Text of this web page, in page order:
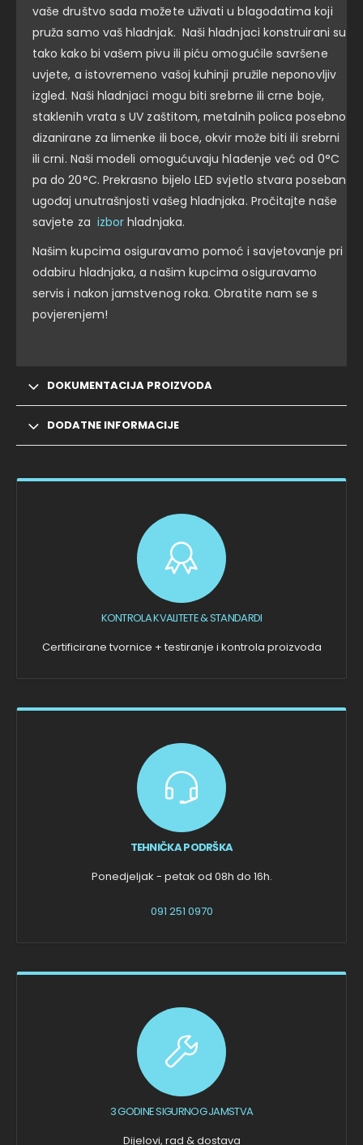
vaše društvo sada možete uživati u blagodatima koji
pruža samo vaš hladnjak. Naši hladnjaci konstruirani su
tako kako bi vašem pivu ili piću omogućile savršene
uvjete, a istovremeno vašoj kuhinji pružile neponovljiv
izgled. Naši hladnjaci mogu biti srebrne ili crne boje,
staklenih vrata s UV zaštitom, metalnih polica posebno
dizanirane za limenke ili boce, okvir može biti ili srebrni
ili crni. Naši modeli omogućuvaju hlađenje već od 0°C
pa do 20°C. Prekrasno bijelo LED svjetlo stvara poseban
ugođaj unutrašnjosti vašeg hladnjaka. Pročitajte naše
savjete za izbor hladnjaka.
Našim kupcima osiguravamo pomoć i savjetovanje pri
odabiru hladnjaka, a našim kupcima osiguravamo
servis i nakon jamstvenog roka. Obratite nam se s
povjerenjem!
DOKUMENTACIJA PROIZVODA
DODATNE INFORMACIJE
KONTROLA KVALITETE & STANDARDI
Certificirane tvornice + testiranje i kontrola proizvoda
TEHNIČKA PODRŠKA
Ponedjeljak - petak od 08h do 16h.
091 251 0970
3 GODINE SIGURNOG JAMSTVA
Dijelovi, rad & dostava